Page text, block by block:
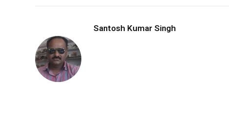
Santosh Kumar Singh